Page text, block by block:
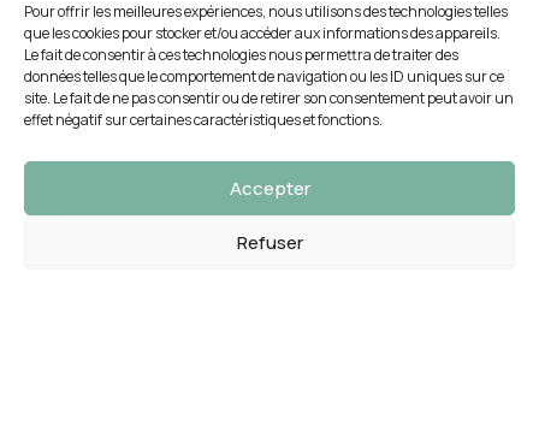
Pour offrir les meilleures expériences, nous utilisons des technologies telles
que les cookies pour stocker et/ou accéder aux informations des appareils.
Le fait de consentir à ces technologies nous permettra de traiter des
données telles que le comportement de navigation ou les ID uniques sur ce
site. Le fait de ne pas consentir ou de retirer son consentement peut avoir un
effet négatif sur certaines caractéristiques et fonctions.
Accepter
Refuser
282 Av. du Roucagnier
34400 Lunel-Viel
ACTUALITÉS RÉCENTES
NOTRE GAMME